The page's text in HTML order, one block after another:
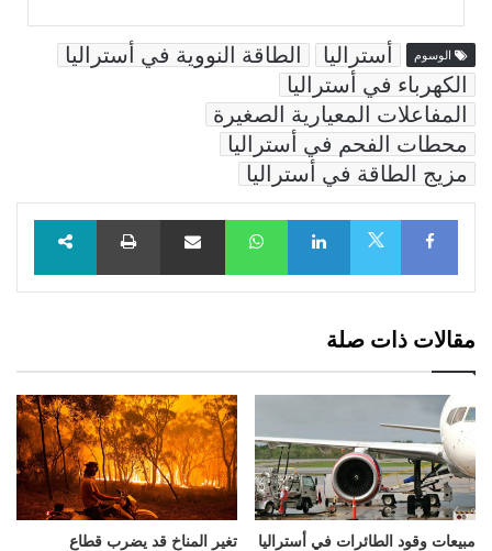
الوسوم أستراليا
الطاقة النووية في أستراليا
الكهرباء في أستراليا
المفاعلات المعيارية الصغيرة
محطات الفحم في أستراليا
مزيج الطاقة في أستراليا
Facebook
LinkedIn
WhatsAppمشاركة عبر البريد طباعة
مقالات ذات صلة
مبيعات وقود الطائرات في أستراليا
تغير المناخ قد يضرب قطاع